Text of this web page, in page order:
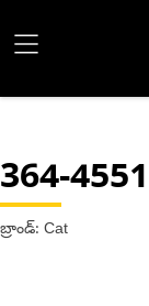
364-4551
బ్రాండ్: Cat